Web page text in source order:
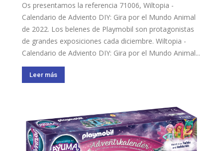
Os presentamos la referencia 71006, Wiltopia -
Calendario de Adviento DIY: Gira por el Mundo Animal
de 2022. Los belenes de Playmobil son protagonistas
de grandes exposiciones cada diciembre. Wiltopia -
Calendario de Adviento DIY: Gira por el Mundo Animal...
Leer más